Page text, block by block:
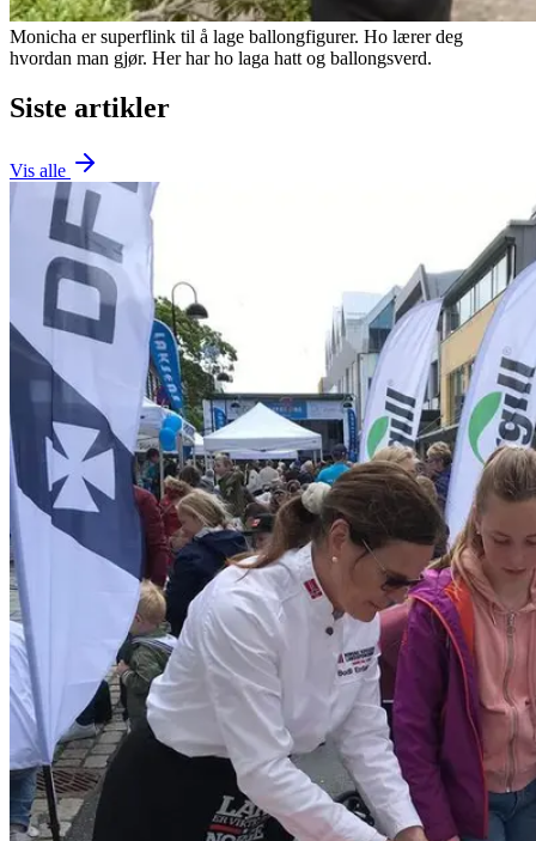
Monicha er superflink til å lage ballongfigurer. Ho lærer deg
hvordan man gjør. Her har ho laga hatt og ballongsverd.
Siste artikler
Vis alle